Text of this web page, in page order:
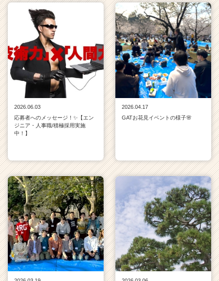
2026.06.03
応募者へのメッセージ！✨【エン
ジニア・人事職/積極採用実施
中！】
2026.04.17
GATお花見イベントの様子🌸